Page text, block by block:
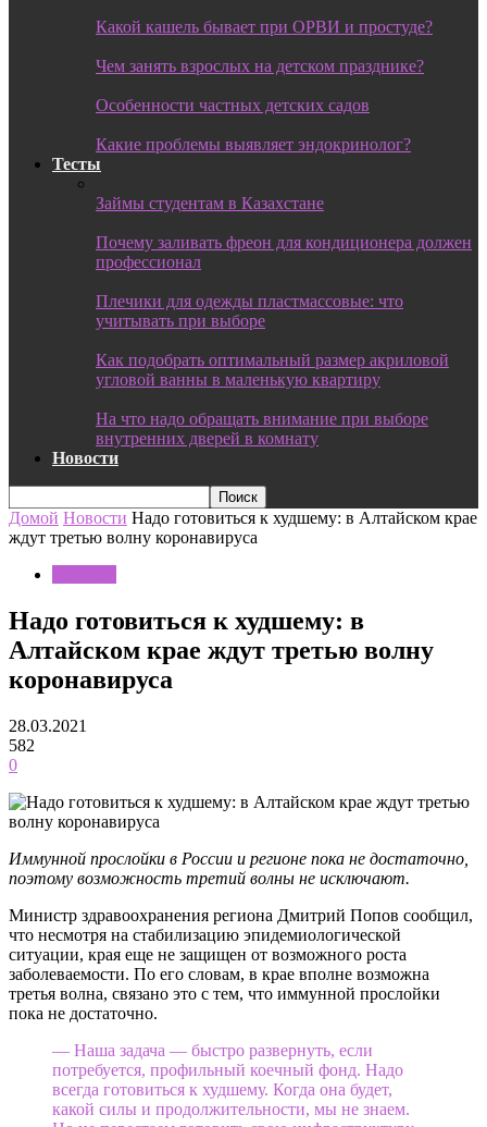
Какой кашель бывает при ОРВИ и простуде?
Чем занять взрослых на детском празднике?
Особенности частных детских садов
Какие проблемы выявляет эндокринолог?
Тесты
Займы студентам в Казахстане
Почему заливать фреон для кондиционера должен
профессионал
Плечики для одежды пластмассовые: что
учитывать при выборе
Как подобрать оптимальный размер акриловой
угловой ванны в маленькую квартиру
На что надо обращать внимание при выборе
внутренних дверей в комнату
Новости
Домой Новости Надо готовиться к худшему: в Алтайском крае
ждут третью волну коронавируса
Надо готовиться к худшему: в
Алтайском крае ждут третью волну
коронавируса
28.03.2021
582
0
Иммунной прослойки в России и регионе пока не достаточно,
поэтому возможность третий волны не исключают.
Министр здравоохранения региона Дмитрий Попов сообщил,
что несмотря на стабилизацию эпидемиологической
ситуации, края еще не защищен от возможного роста
заболеваемости. По его словам, в крае вполне возможна
третья волна, связано это с тем, что иммунной прослойки
пока не достаточно.
— Наша задача — быстро развернуть, если
потребуется, профильный коечный фонд. Надо
всегда готовиться к худшему. Когда она будет,
какой силы и продолжительности, мы не знаем.